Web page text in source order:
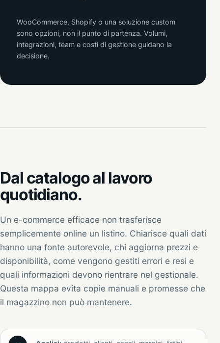
WooCommerce, Shopify o una soluzione custom
sono opzioni, non il punto di partenza. Volumi,
integrazioni, team e costi di gestione guidano la
decisione.
Dal catalogo al lavoro
quotidiano.
Un e-commerce efficace non trasferisce
semplicemente online un listino. Chiarisce quali dati
hanno una fonte autorevole, chi aggiorna prezzi e
disponibilità, come vengono gestiti errori e resi e
quali informazioni devono rientrare nel gestionale.
Questa mappa evita copie manuali e promesse che
il magazzino non può mantenere.